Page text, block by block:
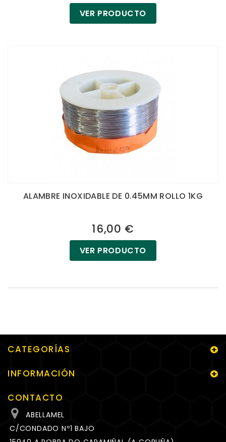
VER PRODUCTO
ALAMBRE INOXIDABLE DE 0.45MM ROLLO 1KG
16,00 €
VER PRODUCTO
CATEGORÍAS
INFORMACIÓN
CONTACTO
ABELLAMEL
C/CONDADO Nº1 BAJO